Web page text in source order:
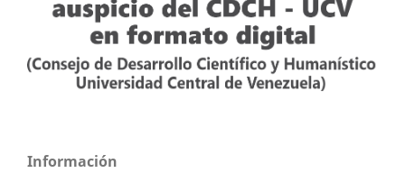
Información